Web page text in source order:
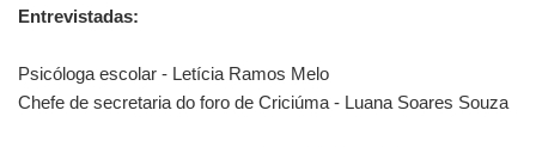
Entrevistadas:
Psicóloga escolar - Letícia Ramos Melo
Chefe de secretaria do foro de Criciúma - Luana Soares Souza